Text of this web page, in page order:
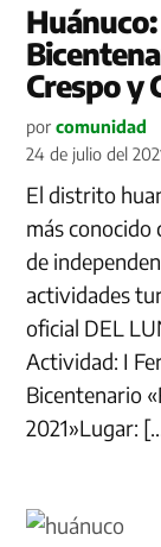
Crespo y
por comunidad
24 de julio del
El distrito
más conocido
de
actividades
oficial DEL
Actividad: I
Bicentenario
2021»Lugar: